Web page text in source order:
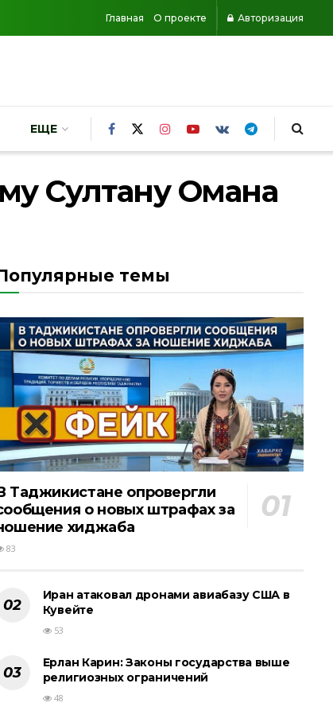
Главная О проекте Авторизация
ЕЩЕ
Султану Омана
темы
Таджикистане опровергли
о новых штрафах за
хиджаба
83
Иран атаковал дронами авиабазу США в
Кувейте
53
Ерлан Карин: Законы государства выше
религиозных ограничений
48